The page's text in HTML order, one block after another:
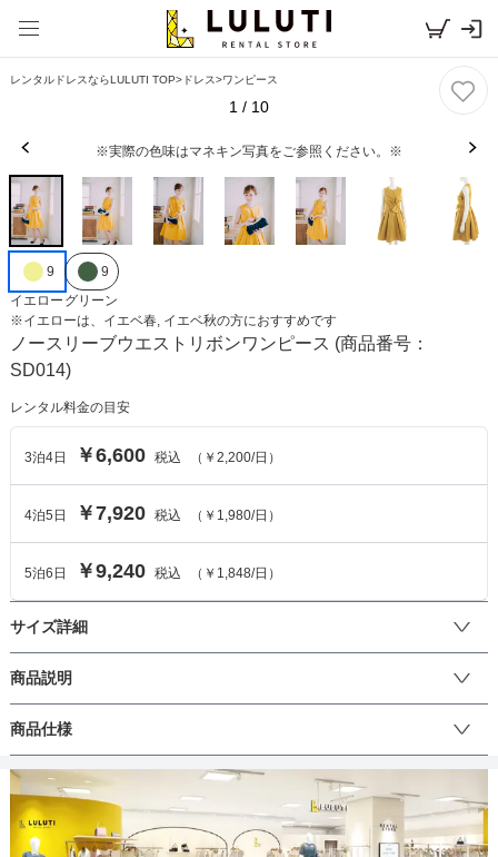
レンタルドレスならLULUTI TOP>ドレス>ワンピース
1 / 10
※実際の色味はマネキン写真をご参照ください。※
9
イエロー
9
グリーン
※イエローは、 イエベ春, イエベ秋の方におすすめです
ノースリーブウエストリボンワンピース (商品番号：
SD014)
レンタル料金の目安
3泊4日 ￥6,600 税込 （ ￥2,200/日）
4泊5 日 ￥7,920 税込 （ ￥1,980/日）
5泊6 日 ￥9,240 税込 （ ￥1,848/日）
サイズ詳細
ワンピースのサイズ
94
肩幅
商品説明
光沢感のあるウエストマークとして大きなリボンのある特徴的なド
レスです。
商品仕様
丈 ひざ上 ひざ下 ミモレ パンツ